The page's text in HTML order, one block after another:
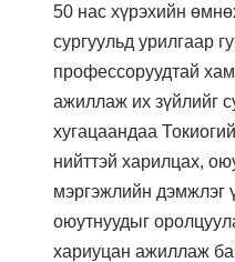
50 нас хүрэхийн
сургуульд урилгаар
профессоруудтай
ажиллаж их зүйлийг
хугацаандаа
нийттэй харилцах,
мэргэжлийн дэмжлэг
оюутнуудыг
хариуцан ажиллаж